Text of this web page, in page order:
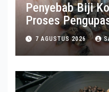
Penyebab Biji
Proses
7 AGUSTUS 2026